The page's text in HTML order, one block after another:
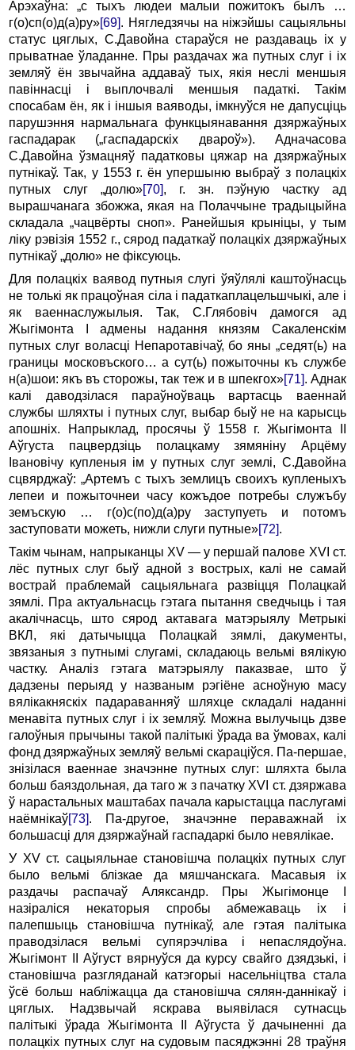
Арэхаўна: „с тыхъ людеи малыи пожитокъ былъ …
г(о)сп(о)д(а)ру»[69]. Нягледзячы на ніжэйшы сацыяльны
статус цяглых, С.Давойна стараўся не раздаваць іх у
прыватнае ўладанне. Пры раздачах жа путных слуг і іх
земляў ён звычайна аддаваў тых, якія неслі меншыя
павіннасці і выплочвалі меншыя падаткі. Такім
спосабам ён, як і іншыя ваяводы, імкнуўся не дапусціць
парушэння нармальнага функцыянавання дзяржаўных
гаспадарак („гаспадарскіх двароў»). Адначасова
С.Давойна ўзмацняў падатковы цяжар на дзяржаўных
путнікаў. Так, у 1553 г. ён упершыню выбраў з полацкіх
путных слуг „долю»[70], г. зн. пэўную частку ад
вырашчанага збожжа, якая на Полаччыне традыцыйна
складала „чацвёрты сноп». Ранейшыя крыніцы, у тым
ліку рэвізія 1552 г., сярод падаткаў полацкіх дзяржаўных
путнікаў „долю» не фіксуюць.
Для полацкіх ваявод путныя слугі ўяўлялі каштоўнасць
не толькі як працоўная сіла і падаткаплацельшчыкі, але і
як ваеннаслужылыя. Так, С.Глябовіч дамогся ад
Жыгімонта I адмены надання князям Сакаленскім
путных слуг воласці Непаротавічаў, бо яны „седят(ь) на
границы московъского… а сут(ь) пожыточны къ службе
н(а)шои: якъ въ сторожы, так теж и в шпекгох»[71]. Аднак
калі даводзілася параўноўваць вартасць ваеннай
службы шляхты і путных слуг, выбар быў не на карысць
апошніх. Напрыклад, просячы ў 1558 г. Жыгімонта II
Аўгуста пацвердзіць полацкаму зямяніну Арцёму
Івановічу купленыя ім у путных слуг землі, С.Давойна
сцвярджаў: „Артемъ с тыхъ землицъ своихъ купленыхъ
лепеи и пожыточнеи часу кожъдое потребы служъбу
земъскую … г(о)с(по)д(а)ру заступуеть и потомъ
заступовати можеть, нижли слуги путные»[72].
Такім чынам, напрыканцы XV — у першай палове XVI ст.
лёс путных слуг быў адной з вострых, калі не самай
вострай праблемай сацыяльнага развіцця Полацкай
зямлі. Пра актуальнасць гэтага пытання сведчыць і тая
акалічнасць, што сярод актавага матэрыялу Метрыкі
ВКЛ, які датычыцца Полацкай зямлі, дакументы,
звязаныя з путнымі слугамі, складаюць вельмі вялікую
частку. Аналіз гэтага матэрыялу паказвае, што ў
дадзены перыяд у названым рэгіёне асноўную масу
вялікакняскіх падараванняў шляхце складалі наданні
менавіта путных слуг і іх земляў. Можна вылучыць дзве
галоўныя прычыны такой палітыкі ўрада ва ўмовах, калі
фонд дзяржаўных земляў вельмі скараціўся. Па-першае,
знізілася ваеннае значэнне путных слуг: шляхта была
больш баяздольная, да таго ж з пачатку XVI ст. дзяржава
ў нарастальных маштабах пачала карыстацца паслугамі
наёмнікаў[73]. Па-другое, значэнне пераважнай іх
большасці для дзяржаўнай гаспадаркі было невялікае.
У XV ст. сацыяльнае становішча полацкіх путных слуг
было вельмі блізкае да мяшчанскага. Масавыя іх
раздачы распачаў Аляксандр. Пры Жыгімонце I
назіраліся некаторыя спробы абмежаваць іх і
палепшыць становішча путнікаў, але гэтая палітыка
праводзілася вельмі супярэчліва і непаслядоўна.
Жыгімонт II Аўгуст вярнуўся да курсу свайго дзядзькі, і
становішча разгляданай катэгорыі насельніцтва стала
ўсё больш набліжацца да становішча сялян-даннікаў і
цяглых. Надзвычай яскрава выявілася сутнасць
палітыкі ўрада Жыгімонта II Аўгуста ў дачыненні да
полацкіх путных слуг на судовым пасяджэнні 28 траўня